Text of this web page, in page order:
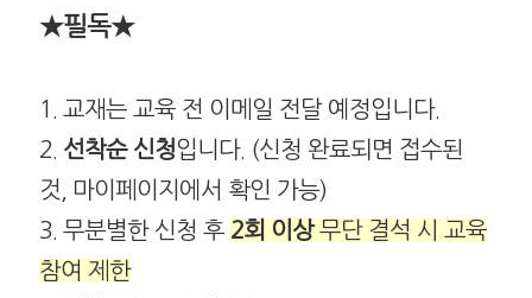
★필독★
1. 교재는 교육 전 이메일 전달 예정입니다.
2. 선착순 신청입니다. (신청 완료되면 접수된
것, 마이페이지에서 확인 가능)
3. 무분별한 신청 후 2회 이상무단 결석 시 교육
참여 제한